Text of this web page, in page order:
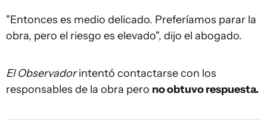
"Entonces es medio delicado. Preferíamos parar la
obra, pero el riesgo es elevado", dijo el abogado.
El Observadorintentó contactarse con los
responsables de la obra pero no obtuvo respuesta.